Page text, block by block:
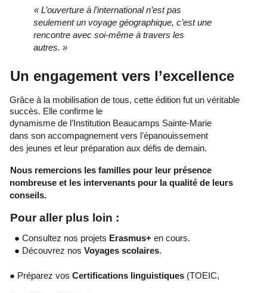
« L’ouverture à l’international n’est pas
seulement un voyage géographique, c’est une
rencontre avec soi-même à travers les
autres. »
Un engagement vers l’excellence
Grâce à la mobilisation de tous, cette édition fut un véritable
succès. Elle confirme le
dynamisme de l’Institution Beaucamps Sainte-Marie
dans son accompagnement vers l’épanouissement
des jeunes et leur préparation aux défis de demain.
Nous remercions les familles pour leur présence
nombreuse et les intervenants pour la qualité de leurs
conseils.
Pour aller plus loin :
● Consultez nos projets Erasmus+ en cours.
● Découvrez nos Voyages scolaires.
● Préparez vos Certifications linguistiques (TOEIC,